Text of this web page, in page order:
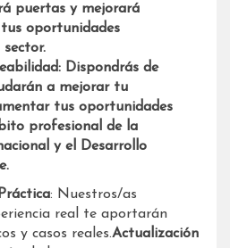
puertas y mejorará
oportunidades
Dispondrás de
a mejorar tu
tus oportunidades
profesional de la
y el Desarrollo
: Nuestros/as
real te aportarán
y casos reales.Actualización